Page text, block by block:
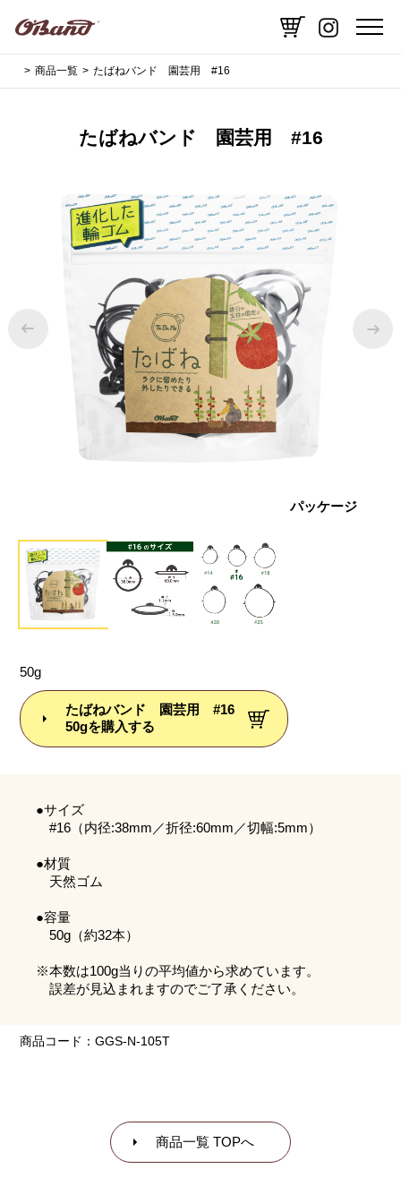
商品一覧 たばねバンド 園芸用 #16
たばねバンド 園芸用 #16
パッケージ
50g
たばねバンド 園芸用 #16
50gを購入する
●サイズ
#16（内径:38mm／折径:60mm／切幅:5mm）
●材質
天然ゴム
●容量
50g（約32本）
※本数は100g当りの平均値から求めています。
誤差が見込まれますのでご了承ください。
商品コード：‎GGS-N-105T
商品一覧 TOPへ